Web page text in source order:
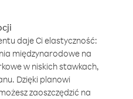
daje Ci elastyczność:
międzynarodowe na
w niskich stawkach,
Dzięki planowi
zaoszczędzić na